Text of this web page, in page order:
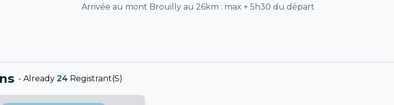
Arrivée au mont Brouilly au 26km : max + 5h30 du départ
- Already 24 Registrant(s)